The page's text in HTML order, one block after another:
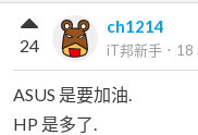
ch1214
iT邦新手 ． 18
24
ASUS 是要加油.
HP 是多了.